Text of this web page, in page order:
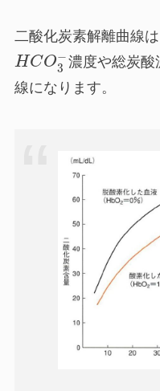
二酸化炭素解離曲線は
HCO−
3 濃度や総炭酸
線になります。